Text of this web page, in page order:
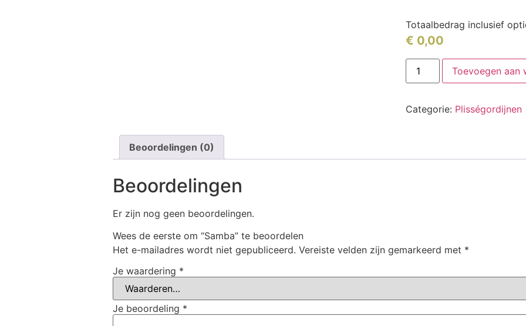
Totaalbedrag inclusief
€ 0,00
Toevoegen aan
Categorie: Plisségordijnen
Beoordelingen (0)
Beoordelingen
Er zijn nog geen beoordelingen.
Wees de eerste om “Samba” te beoordelen
Het e-mailadres wordt niet gepubliceerd. Vereiste velden zijn gemarkeerd met *
Je waardering *
Je beoordeling *